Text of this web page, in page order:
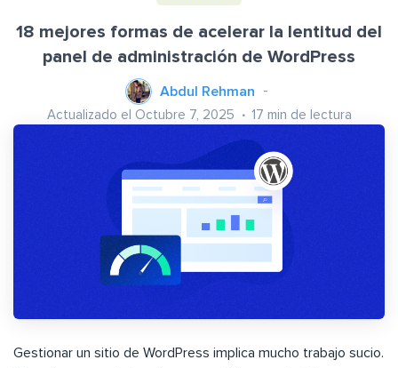
18 mejores formas de acelerar la lentitud del
panel de administración de WordPress
Abdul Rehman
Actualizado el Octubre 7, 2025 17 min de lectura
Gestionar un sitio de WordPress implica mucho trabajo sucio.